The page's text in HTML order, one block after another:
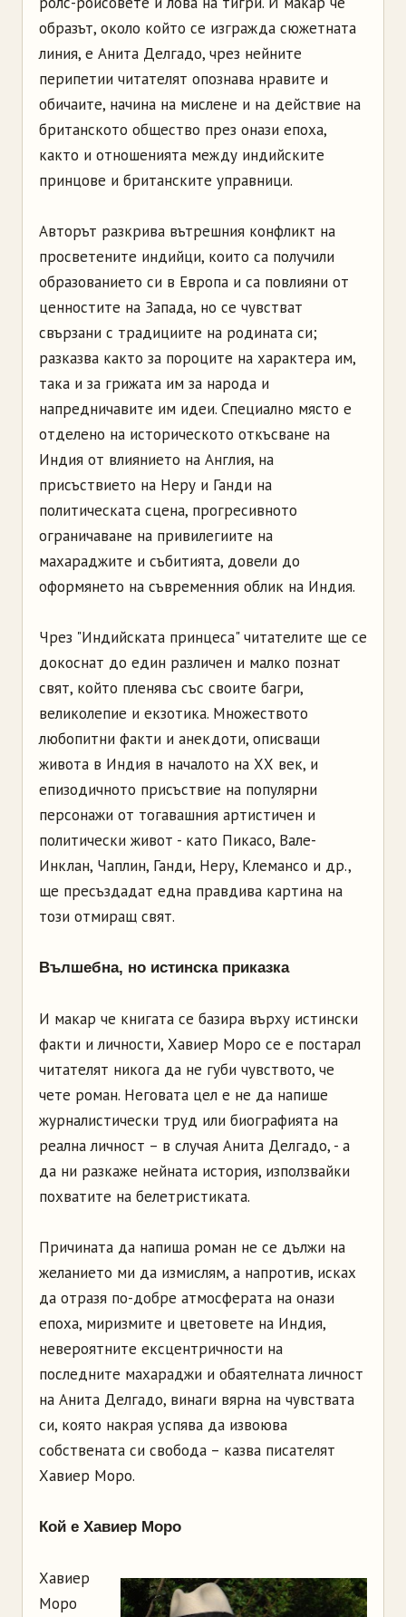
образът, около който се изгражда сюжетната
линия, е Анита Делгадо, чрез нейните
перипетии читателят опознава нравите и
обичаите, начина на мислене и на действие на
британското общество през онази епоха,
както и отношенията между индийските
принцове и британските управници.
Авторът разкрива вътрешния конфликт на
просветените индийци, които са получили
образованието си в Европа и са повлияни от
ценностите на Запада, но се чувстват
свързани с традициите на родината си;
разказва както за пороците на характера им,
така и за грижата им за народа и
напредничавите им идеи. Специално място е
отделено на историческото откъсване на
Индия от влиянието на Англия, на
присъствието на Неру и Ганди на
политическата сцена, прогресивното
ограничаване на привилегиите на
махараджите и събитията, довели до
оформянето на съвременния облик на Индия.
Чрез "Индийската принцеса" читателите ще се
докоснат до един различен и малко познат
свят, който пленява със своите багри,
великолепие и екзотика. Множеството
любопитни факти и анекдоти, описващи
живота в Индия в началото на ХХ век, и
епизодичното присъствие на популярни
персонажи от тогавашния артистичен и
политически живот - като Пикасо, Вале-
Инклан, Чаплин, Ганди, Неру, Клемансо и др.,
ще пресъздадат една правдива картина на
този отмиращ свят.
Вълшебна, но истинска приказка
И макар че книгата се базира върху истински
факти и личности, Хавиер Моро се е постарал
читателят никога да не губи чувството, че
чете роман. Неговата цел е не да напише
журналистически труд или биографията на
реална личност – в случая Анита Делгадо, - а
да ни разкаже нейната истoрия, използвайки
похватите на белетристиката.
Причината да напиша роман не се дължи на
желанието ми да измислям, а напротив, исках
да отразя по-добре атмосферата на онази
епоха, миризмите и цветовете на Индия,
невероятните ексцентричности на
последните махараджи и обаятелната личност
на Анита Делгадо, винаги вярна на чувствата
си, която накрая успява да извоюва
собствената си свобода – казва писателят
Хавиер Моро.
Кой е Хавиер Моро
Хавиер
Моро